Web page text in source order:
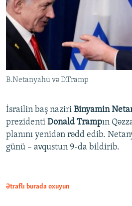
B.Netanyahu və D.Tramp
İsrailin baş naziri Binyamin
prezidenti Donald Trampın
planını yenidən rədd edib.
günü – avqustun 9-da bildirib.
Ətraflı burada oxuyun